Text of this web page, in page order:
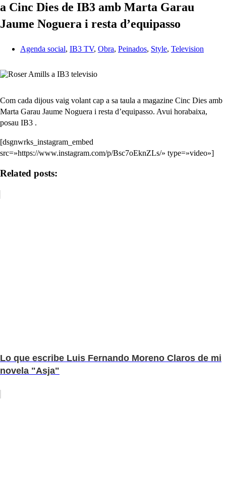
a Cinc Dies de IB3 amb Marta Garau
Jaume Noguera i resta d’equipasso
Agenda social, IB3 TV, Obra, Peinados, Style, Television
Com cada dijous vaig volant cap a sa taula a magazine Cinc Dies amb
Marta Garau Jaume Noguera i resta d’equipasso. Avui horabaixa,
posau IB3 .
[dsgnwrks_instagram_embed
src=»https://www.instagram.com/p/Bsc7oEknZLs/» type=»video»]
Related posts:
Lo que escribe Luis Fernando Moreno Claros de mi
novela "Asja"